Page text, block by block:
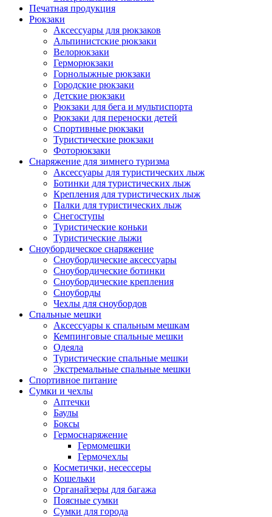
Печатная продукция
Рюкзаки
Аксессуары для рюкзаков
Альпинистские рюкзаки
Велорюкзаки
Герморюкзаки
Горнолыжные рюкзаки
Городские рюкзаки
Детские рюкзаки
Рюкзаки для бега и мультиспорта
Рюкзаки для переноски детей
Спортивные рюкзаки
Туристические рюкзаки
Фоторюкзаки
Снаряжение для зимнего туризма
Аксессуары для туристических лыж
Ботинки для туристических лыж
Крепления для туристических лыж
Палки для туристических лыж
Снегоступы
Туристические коньки
Туристические лыжи
Сноубордическое снаряжение
Сноубордические аксессуары
Сноубордические ботинки
Сноубордические крепления
Сноуборды
Чехлы для сноубордов
Спальные мешки
Аксессуары к спальным мешкам
Кемпинговые спальные мешки
Одеяла
Туристические спальные мешки
Экстремальные спальные мешки
Спортивное питание
Сумки и чехлы
Аптечки
Баулы
Боксы
Гермоснаряжение
Гермомешки
Гермочехлы
Косметички, несессеры
Кошельки
Органайзеры для багажа
Поясные сумки
Сумки для города